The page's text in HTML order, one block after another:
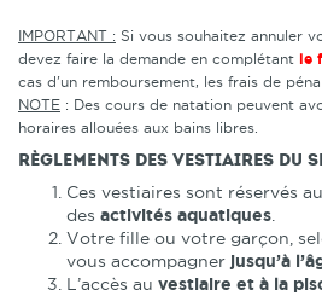
IMPORTANT : Si vous souhaitez annuler
devez faire la demande en complétant le
cas d'un remboursement, les frais de
NOTE : Des cours de natation peuvent
horaires allouées aux bains libres.
Règlements des vestiaires du
Ces vestiaires sont réservés
des activités aquatiques
Votre fille ou votre garçon,
vous accompagner jusqu’à
L’accès au vestiaire et à la